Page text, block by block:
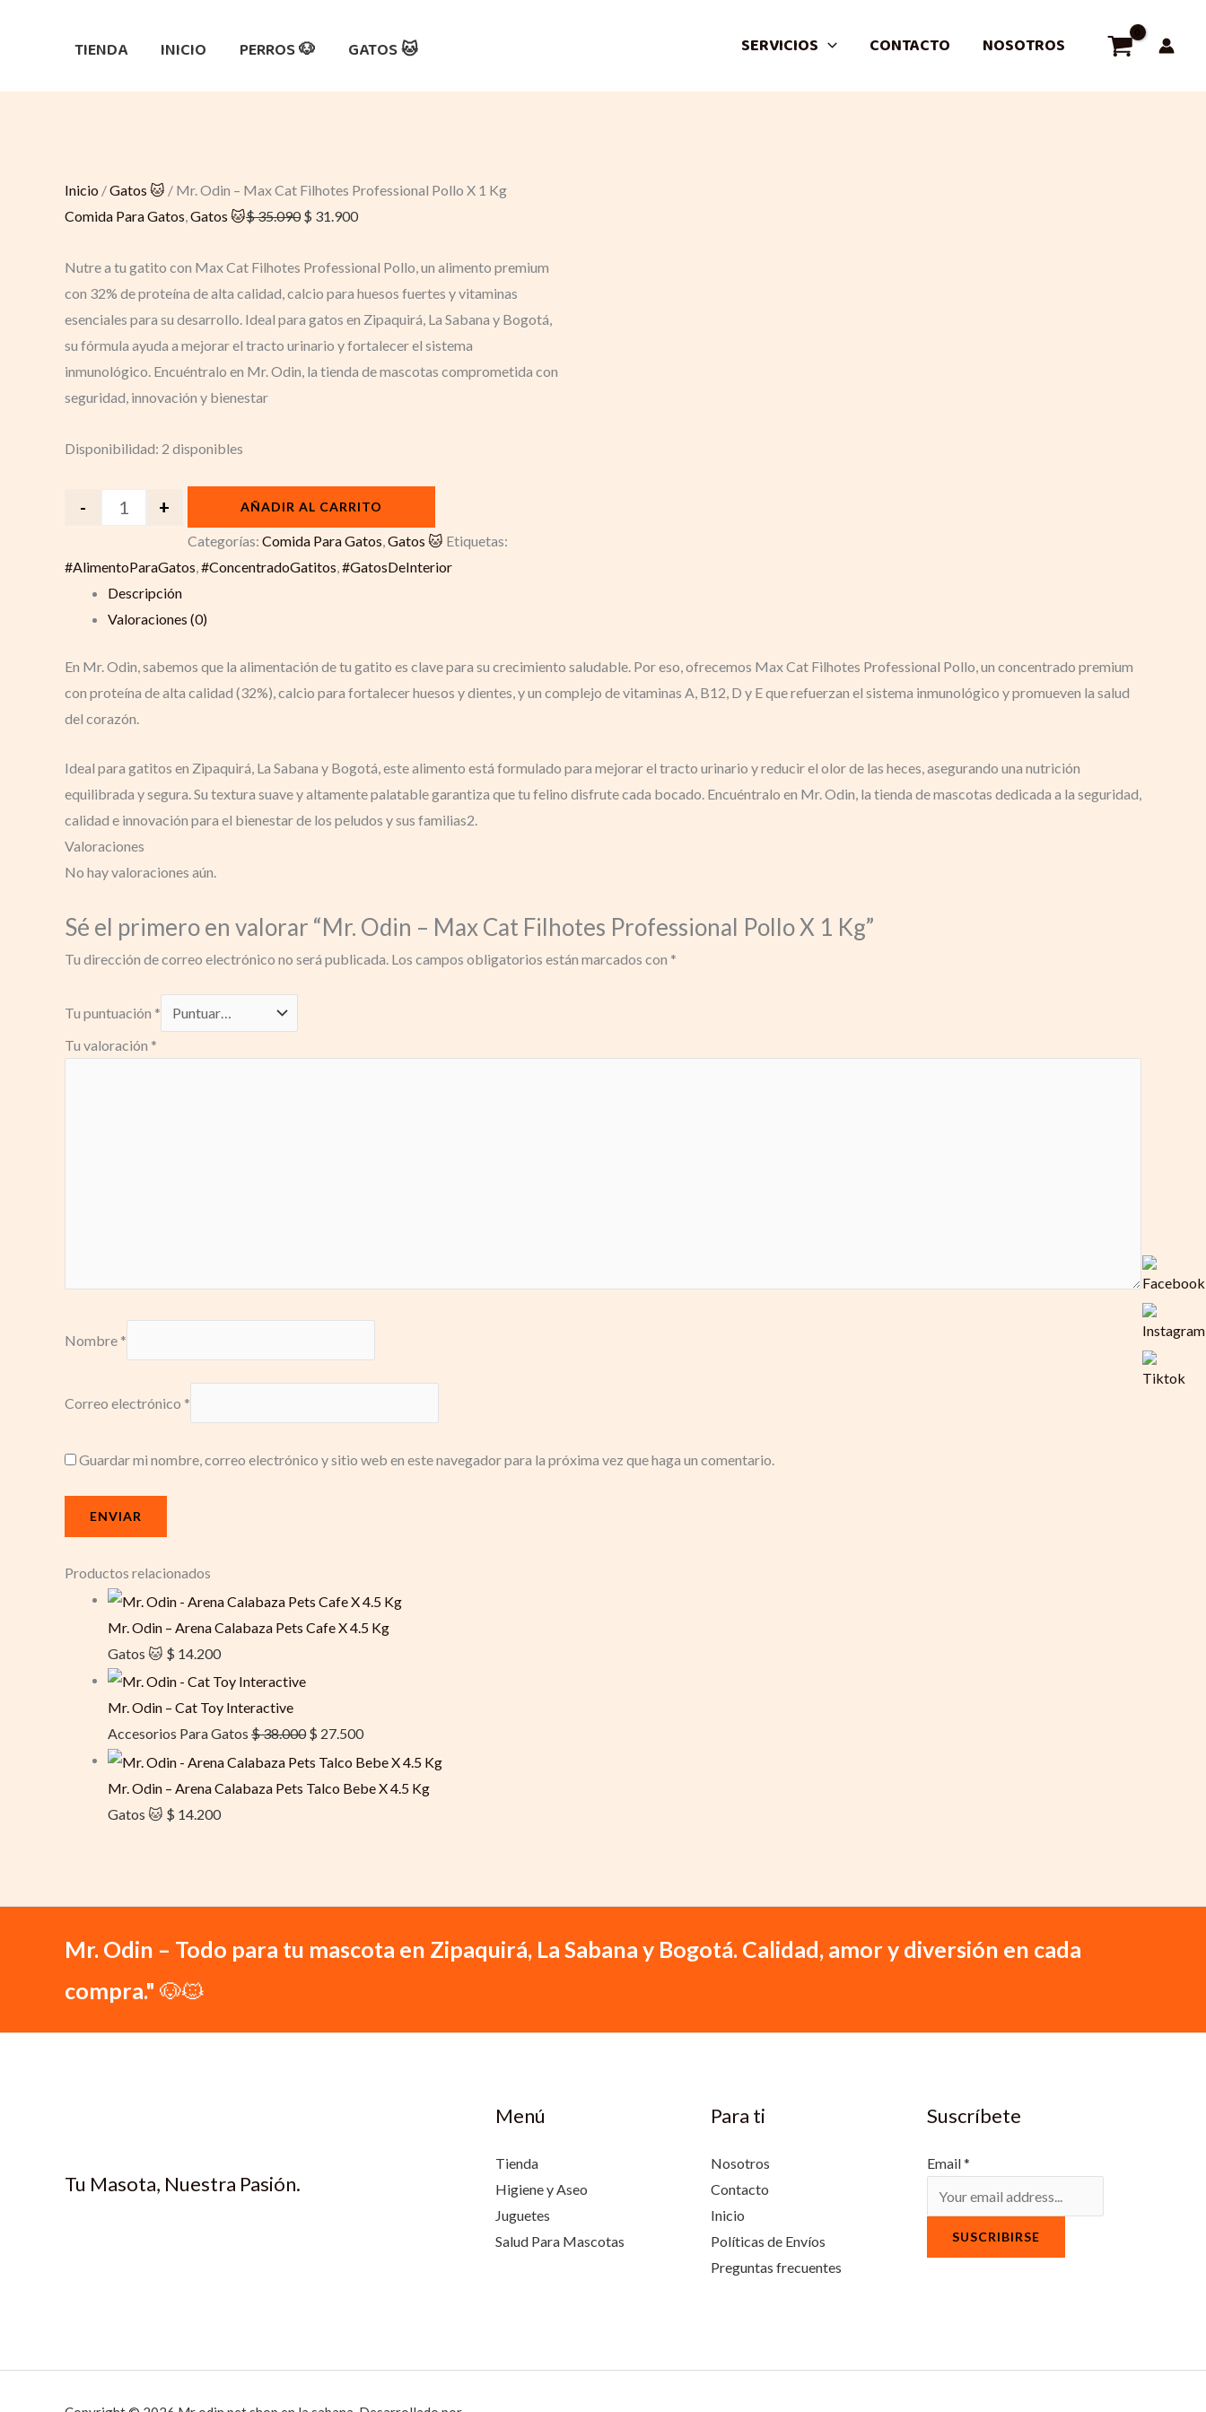
TIENDA INICIO PERROS 🐶 GATOS 🐱 SERVICIOS CONTACTO NOSOTROS
Inicio /Gatos 🐱 / Mr. Odin – Max Cat Filhotes Professional Pollo X 1 Kg
Comida Para Gatos,Gatos 🐱$35.090
price
$ 35.090.
$ 31.900
$ 31.900.
Nutre a tu gatito con Max Cat Filhotes Professional Pollo, un alimento premium
con 32% de proteína de alta calidad, calcio para huesos fuertes y vitaminas
esenciales para su desarrollo. Ideal para gatos en Zipaquirá, La Sabana y Bogotá,
su fórmula ayuda a mejorar el tracto urinario y fortalecer el sistema
inmunológico. Encuéntralo en Mr. Odin, la tienda de mascotas comprometida con
seguridad, innovación y bienestar
Disponibilidad: 2 disponibles
- + AÑADIR AL CARRITO
Categorías: Comida Para Gatos,Gatos 🐱 Etiquetas:
#AlimentoParaGatos,#ConcentradoGatitos,#GatosDeInterior
Descripción
Valoraciones (0)
En Mr. Odin, sabemos que la alimentación de tu gatito es clave para su crecimiento saludable. Por eso, ofrecemos Max Cat Filhotes Professional Pollo, un concentrado premium
con proteína de alta calidad (32%), calcio para fortalecer huesos y dientes, y un complejo de vitaminas A, B12, D y E que refuerzan el sistema inmunológico y promueven la salud
del corazón.
Ideal para gatitos en Zipaquirá, La Sabana y Bogotá, este alimento está formulado para mejorar el tracto urinario y reducir el olor de las heces, asegurando una nutrición
equilibrada y segura. Su textura suave y altamente palatable garantiza que tu felino disfrute cada bocado. Encuéntralo en Mr. Odin, la tienda de mascotas dedicada a la seguridad,
calidad e innovación para el bienestar de los peludos y sus familias2.
Valoraciones
No hay valoraciones aún.
Sé el primero en valorar “Mr. Odin – Max Cat Filhotes Professional Pollo X 1 Kg”
Tu dirección de correo electrónico no será publicada. Los campos obligatorios están marcados con *
Tu puntuación *
Tu valoración *
Nombre *
Correo electrónico *
Guardar mi nombre, correo electrónico y sitio web en este navegador para la próxima vez que haga un comentario.
Productos relacionados
Mr. Odin – Arena Calabaza Pets Cafe X 4.5 Kg
Gatos 🐱 $ 14.200
Mr. Odin – Cat Toy Interactive
Accesorios Para Gatos $38.000
price
$ 38.000.
$ 27.500
$ 27.500.
Mr. Odin – Arena Calabaza Pets Talco Bebe X 4.5 Kg
Gatos 🐱 $ 14.200
Mr. Odin – Todo para tu mascota en Zipaquirá, La Sabana y Bogotá. Calidad, amor y diversión en cada
compra." 🐶🐱
Tu Masota, Nuestra Pasión.
Menú
Tienda
Higiene y Aseo
Juguetes
Salud Para Mascotas
Para ti
Nosotros
Contacto
Inicio
Políticas de Envíos
Preguntas frecuentes
Suscríbete
Email*
SUSCRIBIRSE